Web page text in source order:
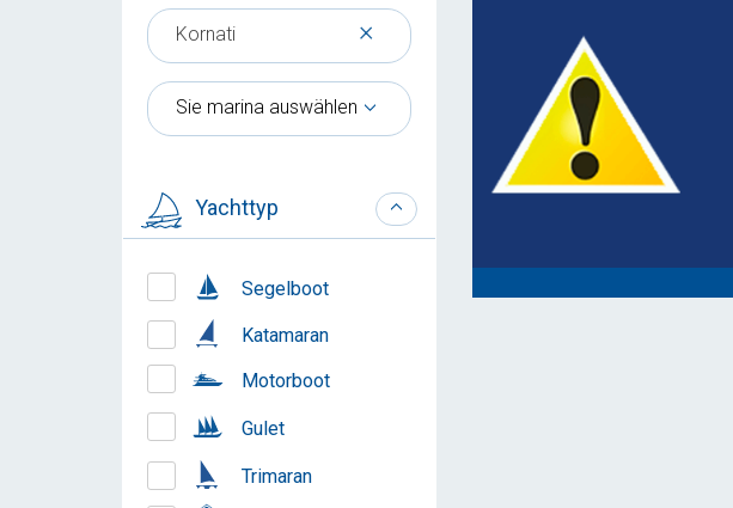
×
Kornati
Sie marina auswählen
Yachttyp
Segelboot
Katamaran
Motorboot
Gulet
Trimaran